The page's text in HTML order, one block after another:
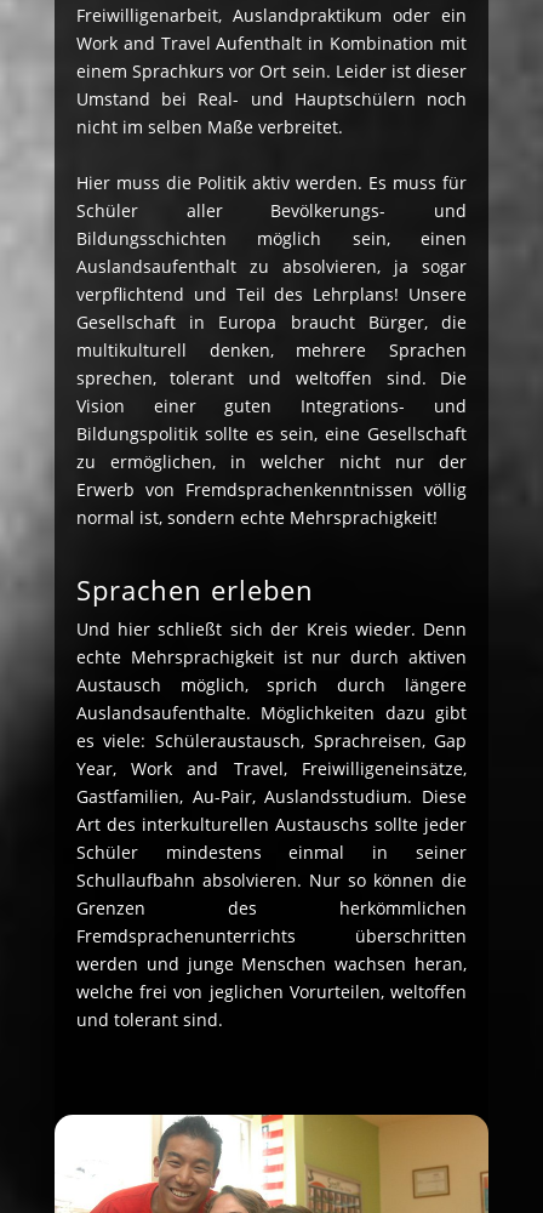
Freiwilligenarbeit, Auslandpraktikum oder ein
Work and Travel Aufenthalt in Kombination mit
einem Sprachkurs vor Ort sein. Leider ist dieser
Umstand bei Real- und Hauptschülern noch
nicht im selben Maße verbreitet.
Hier muss die Politik aktiv werden. Es muss für
Schüler aller Bevölkerungs- und
Bildungsschichten möglich sein, einen
Auslandsaufenthalt zu absolvieren, ja sogar
verpflichtend und Teil des Lehrplans! Unsere
Gesellschaft in Europa braucht Bürger, die
multikulturell denken, mehrere Sprachen
sprechen, tolerant und weltoffen sind. Die
Vision einer guten Integrations- und
Bildungspolitik sollte es sein, eine Gesellschaft
zu ermöglichen, in welcher nicht nur der
Erwerb von Fremdsprachenkenntnissen völlig
normal ist, sondern echte Mehrsprachigkeit!
Sprachen erleben
Und hier schließt sich der Kreis wieder. Denn
echte Mehrsprachigkeit ist nur durch aktiven
Austausch möglich, sprich durch längere
Auslandsaufenthalte. Möglichkeiten dazu gibt
es viele: Schüleraustausch, Sprachreisen, Gap
Year, Work and Travel, Freiwilligeneinsätze,
Gastfamilien, Au-Pair, Auslandsstudium. Diese
Art des interkulturellen Austauschs sollte jeder
Schüler mindestens einmal in seiner
Schullaufbahn absolvieren. Nur so können die
Grenzen des herkömmlichen
Fremdsprachenunterrichts überschritten
werden und junge Menschen wachsen heran,
welche frei von jeglichen Vorurteilen, weltoffen
und tolerant sind.